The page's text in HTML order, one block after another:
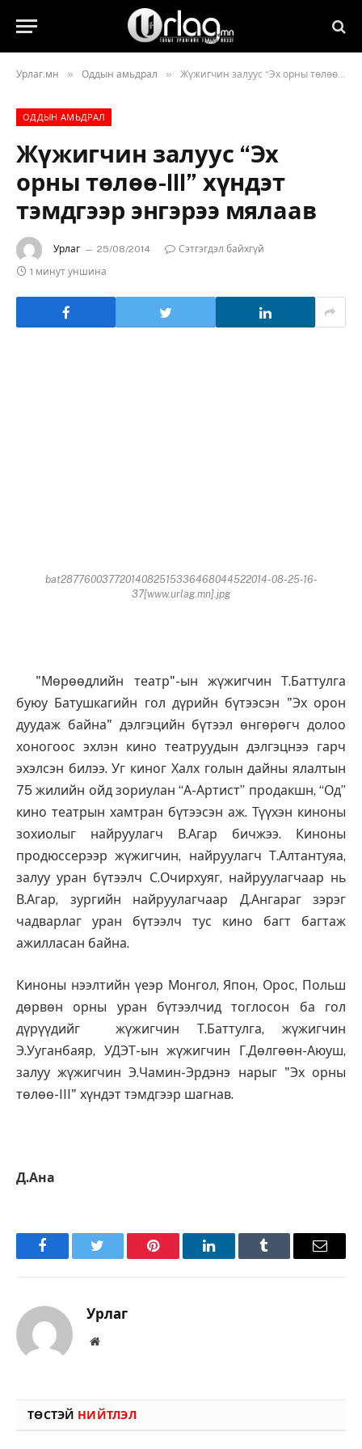
Урлаг.мн » Оддын амьдрал » Жүжигчин залуус “Эх орны төлөө-III” хүндэт тэмдгээр энгэрээ мялаав
ОДДЫН АМЬДРАЛ
Жүжигчин залуус “Эх
орны төлөө-III” хүндэт
тэмдгээр энгэрээ мялаав
Урлаг 25/08/2014
Сэтгэгдэл байхгүй
1 минут уншина
bat28776003772014082515336468044522014-08-25-16-
37[www.urlag.mn].jpg
"Мөрөөдлийн театр"-ын жүжигчин Т.Баттулга
буюу Батушкагийн гол дүрийн бүтээсэн "Эх орон
дуудаж байна" дэлгэцийн бүтээл өнгөрөгч долоо
хоногоос эхлэн кино театруудын дэлгэцнээ гарч
эхэлсэн билээ. Уг киног Халх голын дайны ялалтын
75 жилийн ойд зориулан “А-Артист” продакшн, “Од”
кино театрын хамтран бүтээсэн аж. Түүхэн киноны
зохиолыг найруулагч В.Агар бичжээ. Киноны
продюссерээр жүжигчин, найруулагч Т.Алтантуяа,
залуу уран бүтээлч С.Очирхуяг, найруулагчаар нь
В.Агар, зургийн найруулагчаар Д.Ангараг зэрэг
чадварлаг уран бүтээлч тус кино багт багтаж
ажилласан байна.
Киноны нээлтийн үеэр Монгол, Япон, Орос, Польш
дөрвөн орны уран бүтээлчид тоглосон ба гол
дүрүүдийг жүжигчин Т.Баттулга, жүжигчин
Э.Ууганбаяр, УДЭТ-ын жүжигчин Г.Дөлгөөн-Аюуш,
залуу жүжигчин Э.Чамин-Эрдэнэ нарыг "Эх орны
төлөө-III" хүндэт тэмдгээр шагнав.
Д.Ана
FacebookTwitter Pinterest LinkedInTumblr Имэйл
Урлаг
Вэбсайт
ТӨСТЭЙ НИЙТЛЭЛ